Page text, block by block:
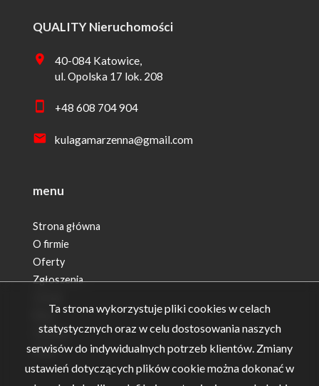
QUALITY Nieruchomości
40-084 Katowice,
ul. Opolska 17 lok. 208
+48 608 704 904
kulagamarzenna@gmail.com
menu
Strona główna
O firmie
Oferty
Zgłoszenia
Blog
Kontakt
Rodo
Ta strona wykorzystuje pliki cookies w celach
statystycznych oraz w celu dostosowania naszych
serwisów do indywidualnych potrzeb klientów. Zmiany
ustawień dotyczących plików cookie można dokonać w